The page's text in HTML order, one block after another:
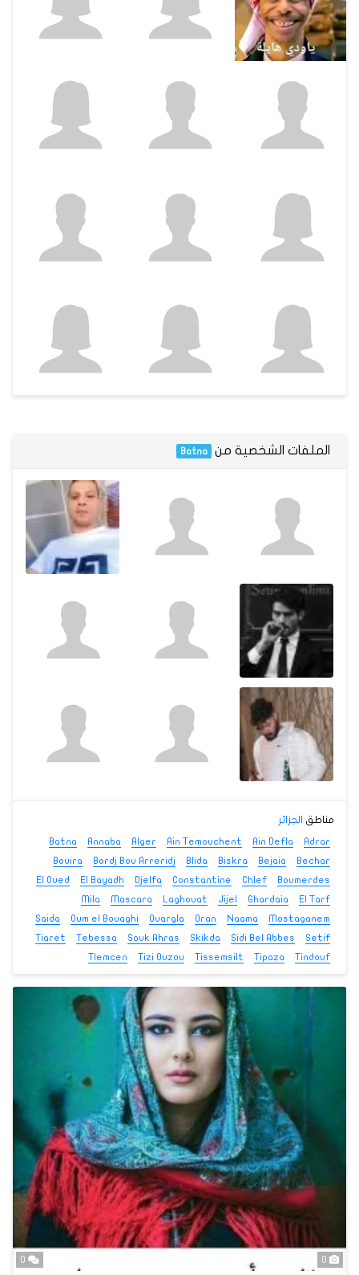
الملفات الشخصية من Batna
مناطق الجزائر
Adrar
Ain Defla
Ain Temouchent
Alger
Annaba
Batna
Bechar
Bejaia
Biskra
Blida
Bordj Bou Arreridj
Bouira
Boumerdes
Chlef
Constantine
Djelfa
El Bayadh
El Oued
El Tarf
Ghardaia
Jijel
Laghouat
Mascara
Mila
Mostaganem
Naama
Oran
Ouargla
Oum el Bouaghi
Saida
Setif
Sidi Bel Abbes
Skikda
Souk Ahras
Tebessa
Tiaret
Tindouf
Tipaza
Tissemsilt
Tizi Ouzou
Tlemcen